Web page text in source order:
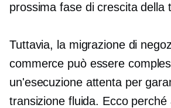
prossima fase di crescita della
Tuttavia, la migrazione di
commerce può essere
un'esecuzione attenta per
transizione fluida. Ecco